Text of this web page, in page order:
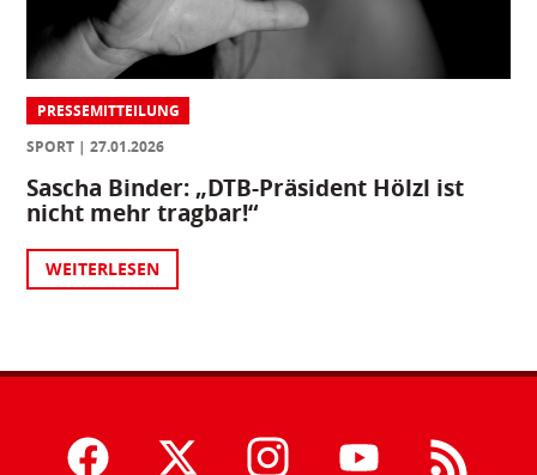
PRESSEMITTEILUNG
SPORT
27.01.2026
Sascha Binder: „DTB-Präsident Hölzl ist
nicht mehr tragbar!“
WEITERLESEN